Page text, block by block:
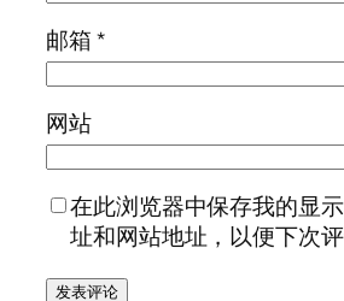
邮箱*
网站
在此浏览器中保存我的显
址和网站地址，以便下次评